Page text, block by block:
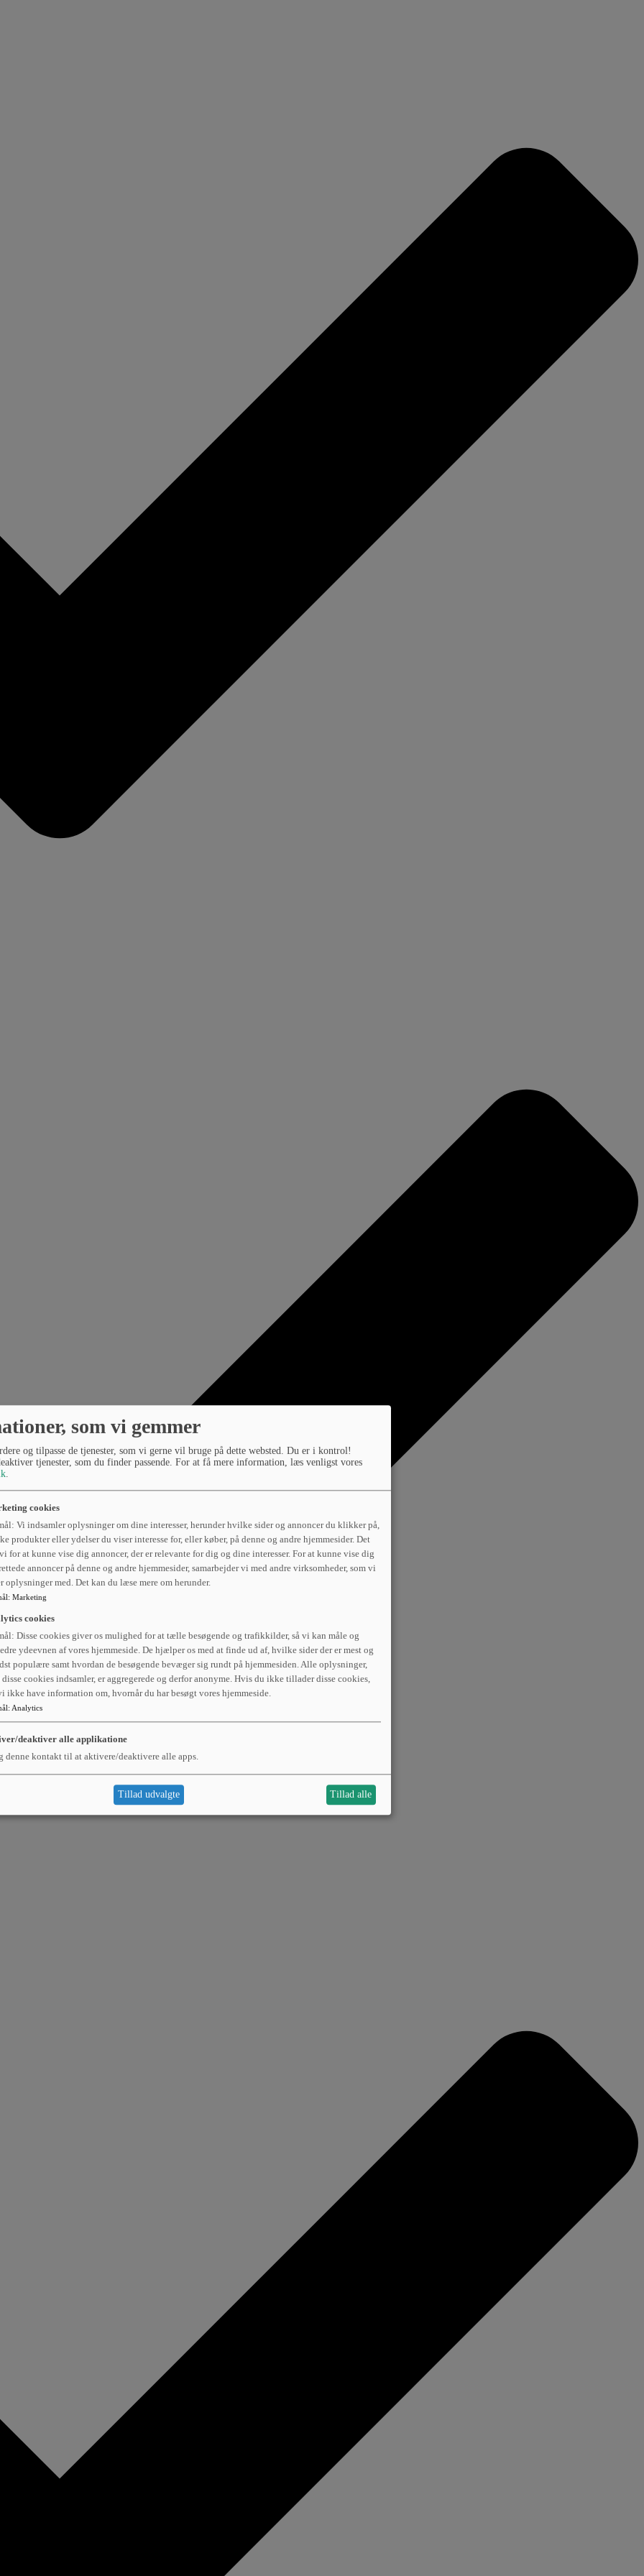
som vi gemmer
og tilpasse de tjenester, som vi gerne vil bruge på dette websted. Du er i kontrol!
tjenester, som du finder passende. For at få mere information, læs venligst vores
.
cookies
Vi indsamler oplysninger om dine interesser, herunder hvilke sider og annoncer du klikker på,
produkter eller ydelser du viser interesse for, eller køber, på denne og andre hjemmesider. Det
for at kunne vise dig annoncer, der er relevante for dig og dine interesser. For at kunne vise dig
annoncer på denne og andre hjemmesider, samarbejder vi med andre virksomheder, som vi
oplysninger med. Det kan du læse mere om herunder.
: Marketing
cookies
Disse cookies giver os mulighed for at tælle besøgende og trafikkilder, så vi kan måle og
ydeevnen af vores hjemmeside. De hjælper os med at finde ud af, hvilke sider der er mest og
populære samt hvordan de besøgende bevæger sig rundt på hjemmesiden. Alle oplysninger,
disse cookies indsamler, er aggregerede og derfor anonyme. Hvis du ikke tillader disse cookies,
ikke have information om, hvornår du har besøgt vores hjemmeside.
: Analytics
deaktiver alle applikatione
denne kontakt til at aktivere/deaktivere alle apps.
Tillad udvalgte Tillad alle